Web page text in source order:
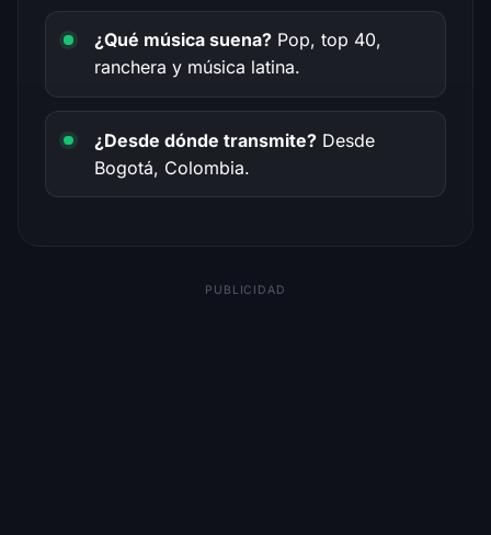
¿Qué música suena? Pop, top 40,
ranchera y música latina.
¿Desde dónde transmite? Desde
Bogotá, Colombia.
PUBLICIDAD